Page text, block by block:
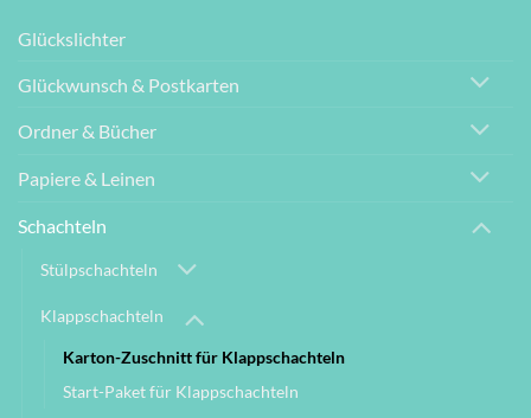
Glückslichter
Glückwunsch & Postkarten
Ordner & Bücher
Papiere & Leinen
Schachteln
Stülpschachteln
Klappschachteln
Karton-Zuschnitt für Klappschachteln
Start-Paket für Klappschachteln